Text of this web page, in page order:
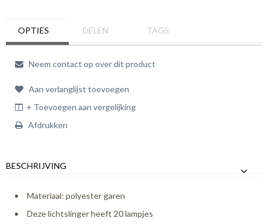
OPTIES DELEN TAGS
Neem contact op over dit product
Aan verlanglijst toevoegen
+ Toevoegen aan vergelijking
Afdrukken
BESCHRIJVING
Materiaal: polyester garen
Deze lichtslinger heeft 20 lampjes